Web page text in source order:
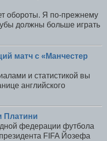
обороты. Я по-прежнему
должны больше играть
матч с «Манчестер
и статистикой вы
английского
Платини
федерации футбола
FIFA Йозефа